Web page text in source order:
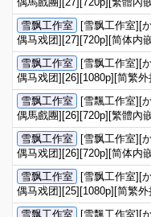
雪飘工作室
[雪飘工作室][
偶马戏团][27][720p][简体内
雪飘工作室
[雪飘工作室][
偶马戏团][26][1080p][简繁外
雪飘工作室
[雪飄工作室][
偶馬戲團][26][720p][繁體內
雪飘工作室
[雪飘工作室][
偶马戏团][26][720p][简体内
雪飘工作室
[雪飘工作室][
偶马戏团][25][1080p][简繁外
雪飘工作室 [雪飄工作室][